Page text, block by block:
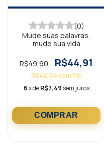
(0)
Mude suas palavras,
mude sua vida
R$49,90 R$44,91
R$42,66 comPix
6x deR$7,49 sem juros